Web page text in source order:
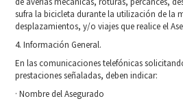
sufra la bicicleta durante la utilización de la
desplazamientos, y/o viajes que realice el
4. Información General.
En las comunicaciones telefónicas
prestaciones señaladas, deben indicar:
· Nombre del Asegurado